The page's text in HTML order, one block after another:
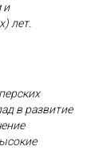
и
лет.
в развитие